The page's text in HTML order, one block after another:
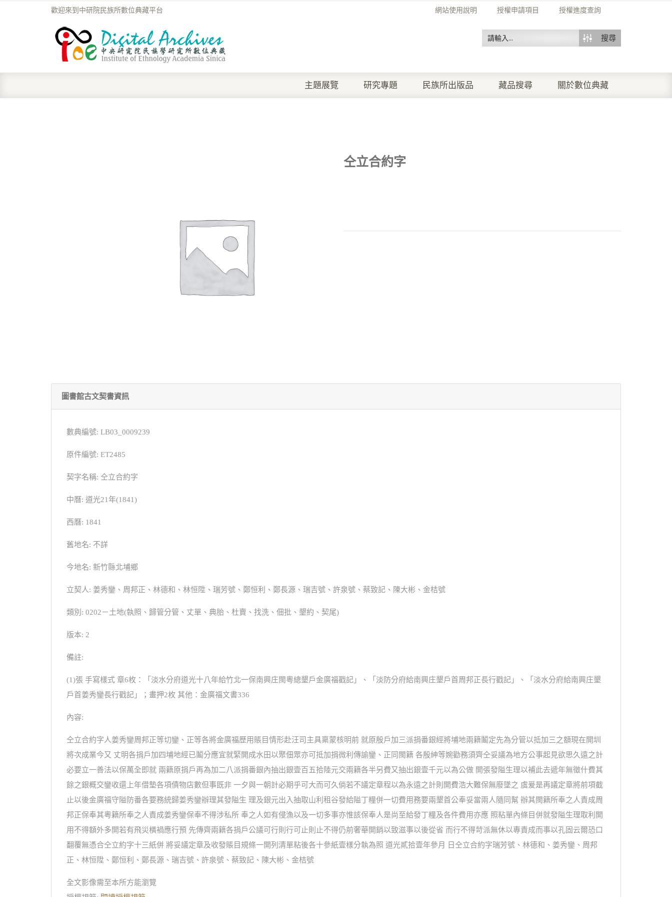
網站使用說明 授權申請項目 授權進度查詢
歡迎來到中研院民族所數位典藏平台
搜尋
主題展覽 研究專題 民族所出版品 藏品搜尋 關於數位典藏
仝立合約字
圖書館古文契書資訊
數典編號: LB03_0009239
原件編號: ET2485
契字名稱: 仝立合約字
中曆: 道光21年(1841)
西曆: 1841
舊地名: 不詳
今地名: 新竹縣北埔鄉
立契人: 姜秀鑾、周邦正、林德和、林恒陞、瑞芳號、鄭恒利、鄭長源、瑞吉號、許泉號、蔡致記、陳大彬、金桔號
類別: 0202－土地(執照、歸管分管、丈單、典胎、杜賣、找洗、佃批、墾約、契尾)
版本: 2
備註:
(1)張 手寫樣式 章6枚：「淡水分府道光十八年給竹北一保南興庄閩粵總墾戶金廣福戳記」、「淡防分府給南興庄墾戶首周邦正長行戳記」、「淡水分府給南興庄墾
戶首姜秀鑾長行戳記」；畫押2枚 其他：金廣福文書336
內容:
仝立合約字人姜秀鑾周邦正等切鑾、正等各將金廣福歷用賬目情形赴汪司主具稟蒙核明前 就原殷戶加三派捐番銀經將埔地兩籍鬮定先為分管以抵加三之額現在開圳
將次成業今又 丈明各捐戶加四埔地經已鬮分應宜就緊開成水田以聚佃眾亦可抵加捐微利傳諭鑾、正同閩籍 各殷紳等婉勸務須齊仝妥議為地方公事起見欲思久遠之計
必要立一善法以保萬全即就 兩籍原捐戶再為加二八派捐番銀內抽出銀壹百五拾陸元交兩籍各半另費又抽出銀壹千元以為公做 開張發隘生理以補此去遞年無徵什費其
餘之銀概交鑾收還上年借墊各項債物店數但事既非 一夕與一朝計必期乎可大而可久倘若不議定章程以為永遠之計則開費浩大難保無廢墜之 虞爰是再議定章將前項截
止以後金廣福守隘防番各要務統歸姜秀鑾辦理其發隘生 理及銀元出入抽取山利租谷發給隘丁糧併一切費用務要兩墾首公奉妥當兩人隨同幫 辦其閩籍所奉之人責成周
邦正保奉其粵籍所奉之人責成姜秀鑾保奉不得涉私所 奉之人如有侵漁以及一切多事亦惟該保奉人是尚至給發丁糧及各件費用亦應 照粘單內條目併就發隘生理取利開
用不得額外多開若有飛災橫禍應行預 先傳齊兩籍各捐戶公議可行則行可止則止不得仍前奢華開銷以致滋事以後從省 而行不得苛派無休以專責成而事以孔固云爾恐口
翻覆無憑合仝立約字十三紙併 將妥議定章及收發賬目規條一開列清單粘後各十參紙壹樣分執為照 道光貳拾壹年參月 日仝立合約字瑞芳號、林德和、姜秀鑾、周邦
正、林恒陞、鄭恒利、鄭長源、瑞吉號、許泉號、蔡致記、陳大彬、金桔號
全文影像需至本所方能瀏覽